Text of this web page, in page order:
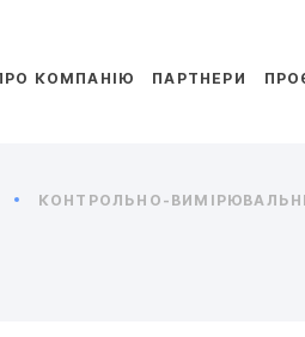
КОМПАНІЮ ПАРТНЕРИ
КОНТРОЛЬНО-